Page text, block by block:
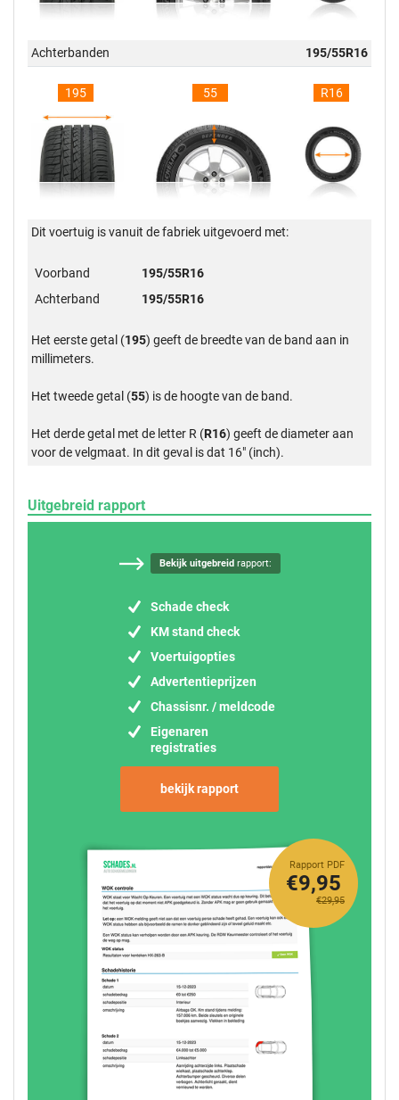
Achterbanden 195/55R16
195 55 R16
Dit voertuig is vanuit de fabriek uitgevoerd met:
Voorband
195/55R16
Achterband
195/55R16
Het eerste getal (195) geeft de breedte van de band aan in
millimeters.
Het tweede getal (55) is de hoogte van de band.
Het derde getal met de letter R (R16) geeft de diameter aan
voor de velgmaat. In dit geval is dat 16" (inch).
Uitgebreid rapport
Bekijk uitgebreid rapport:
Schade check
KM stand check
Voertuigopties
Advertentieprijzen
Chassisnr. / meldcode
Eigenaren
registraties
bekijk rapport
Rapport PDF
€29,95
€9,95